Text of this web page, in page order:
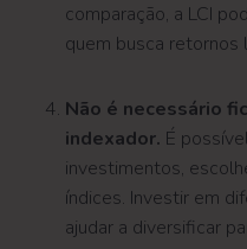
comparação, a LCI
quem busca retornos
Não é necessário
indexador. É
investimentos,
índices. Investir em
ajudar a diversificar